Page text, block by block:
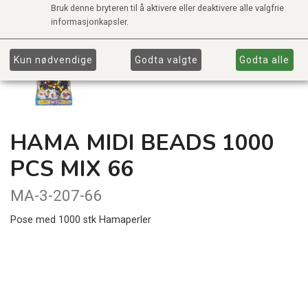
HAMA MIDI BEADS 1000
PCS MIX 66
MA-3-207-66
Pose med 1000 stk Hamaperler
Bruk denne bryteren til å aktivere eller deaktivere alle valgfrie
informasjonkapsler.
Kun nødvendige Godta valgte Godta alle